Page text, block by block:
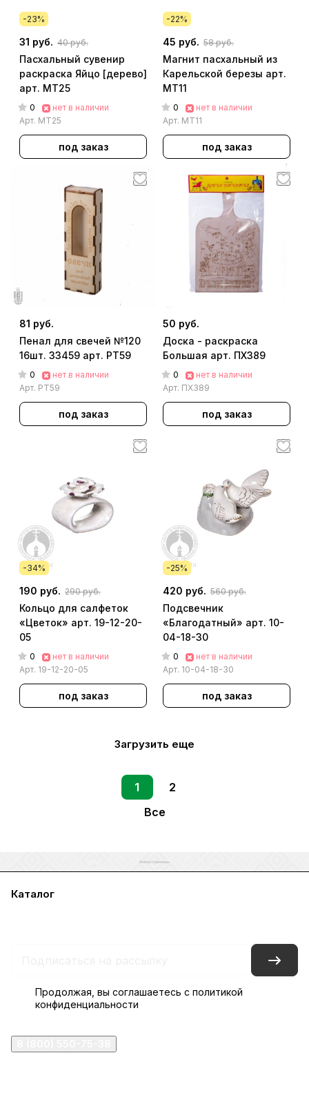
-23%
31 руб. 40 руб.
Пасхальный сувенир
раскраска Яйцо [дерево]
арт. МТ25
0
нет в наличии
Арт. МТ25
под заказ
-22%
45 руб. 58 руб.
Магнит пасхальный из
Карельской березы арт.
МТ11
0
нет в наличии
Арт. МТ11
под заказ
81 руб.
Пенал для свечей №120
16шт. 33459 арт. РТ59
0
нет в наличии
Арт. РТ59
под заказ
50 руб.
Доска - раскраска
Большая арт. ПХ389
0
нет в наличии
Арт. ПХ389
под заказ
-34%
190 руб. 290 руб.
Кольцо для салфеток
«Цветок» арт. 19-12-20-
05
0
нет в наличии
Арт. 19-12-20-05
под заказ
-25%
420 руб. 560 руб.
Подсвечник
«Благодатный» арт. 10-
04-18-30
0
нет в наличии
Арт. 10-04-18-30
под заказ
Загрузить еще
1
2
Все
Каталог
Продолжая, вы соглашаетесь с политикой
конфиденциальности